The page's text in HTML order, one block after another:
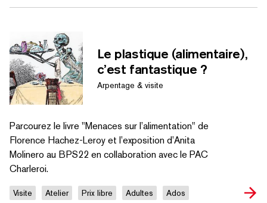
Le plastique (alimentaire),
c’est fantastique ?
Arpentage & visite
Parcourez le livre "Menaces sur l’alimentation" de
Florence Hachez-Leroy et l’exposition d’Anita
Molinero au BPS22 en collaboration avec le PAC
Charleroi.
Visite Atelier Prix libre Adultes Ados